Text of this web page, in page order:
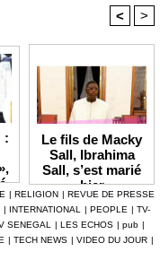
< >
:
Le fils de Macky
Sall, Ibrahima
Sall, s’est marié
hier
| RELIGION | REVUE DE PRESSE
| INTERNATIONAL | PEOPLE | TV-
SENEGAL | LES ECHOS | pub |
| TECH NEWS | VIDEO DU JOUR |